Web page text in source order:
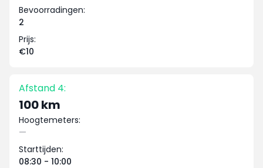
Bevoorradingen:
2
Prijs:
€10
Afstand 4:
100 km
Hoogtemeters:
—
Starttijden:
08:30 - 10:00